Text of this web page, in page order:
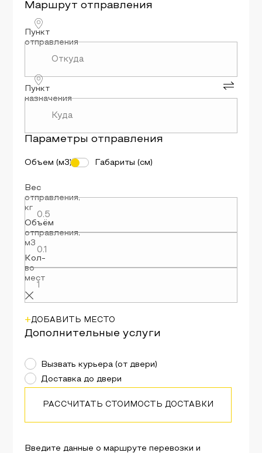
Введите данные о маршруте перевозки и
Маршрутотправления
Пункт
отправления
Пункт
назначения
Параметрыотправления
Объем (м3) Габариты (см)
Вес
отправления,
кг
Объём
отправления,
м3
Кол-
во
мест
+ДОБАВИТЬ МЕСТО
Дополнительные услуги
Вызвать курьера (от двери)
Доставка до двери
РАССЧИТАТЬ СТОИМОСТЬ ДОСТАВКИ